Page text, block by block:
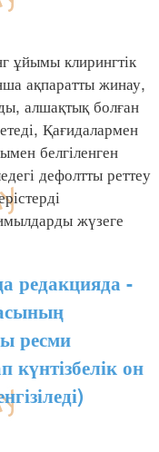
клирингтік
ақпаратты жинау,
алшақтық болған
Қағидалармен
белгіленген
дефолтты реттеу
жүзеге
редакцияда -
ресми
күнтізбелік он